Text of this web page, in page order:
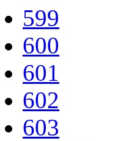
599
600
601
602
603